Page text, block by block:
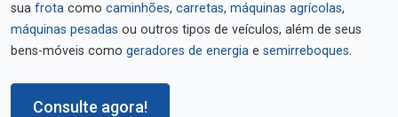
sua frota como caminhões, carretas, máquinas agrícolas,
máquinas pesadas ou outros tipos de veículos, além de seus
bens-móveis como geradores de energia e semirreboques.
Consulte agora!